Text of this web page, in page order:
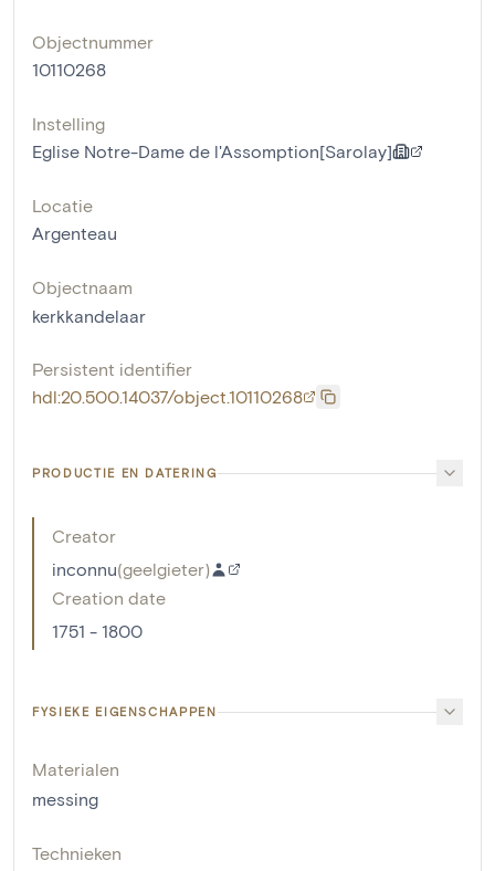
Objectnummer
10110268
Instelling
Eglise Notre-Dame de l'Assomption[Sarolay]
Locatie
Argenteau
Objectnaam
kerkkandelaar
Persistent identifier
hdl:20.500.14037/object.10110268
PRODUCTIE EN DATERING
Creator
inconnu(geelgieter)
Creation date
1751 - 1800
FYSIEKE EIGENSCHAPPEN
Materialen
messing
Technieken